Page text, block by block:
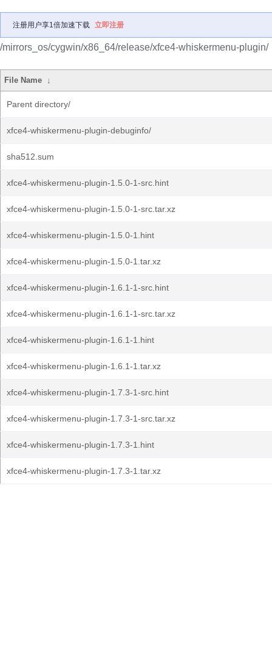
注册用户享1倍加速下载 立即注册
/mirrors_os/cygwin/x86_64/release/xfce4-whiskermenu-plugin/
File Name ↓
Parent directory/
xfce4-whiskermenu-plugin-debuginfo/
sha512.sum
xfce4-whiskermenu-plugin-1.5.0-1-src.hint
xfce4-whiskermenu-plugin-1.5.0-1-src.tar.xz
xfce4-whiskermenu-plugin-1.5.0-1.hint
xfce4-whiskermenu-plugin-1.5.0-1.tar.xz
xfce4-whiskermenu-plugin-1.6.1-1-src.hint
xfce4-whiskermenu-plugin-1.6.1-1-src.tar.xz
xfce4-whiskermenu-plugin-1.6.1-1.hint
xfce4-whiskermenu-plugin-1.6.1-1.tar.xz
xfce4-whiskermenu-plugin-1.7.3-1-src.hint
xfce4-whiskermenu-plugin-1.7.3-1-src.tar.xz
xfce4-whiskermenu-plugin-1.7.3-1.hint
xfce4-whiskermenu-plugin-1.7.3-1.tar.xz